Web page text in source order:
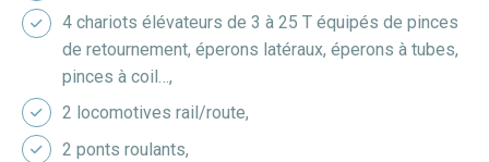
4 chariots élévateurs de 3 à 25 T équipés de pinces
de retournement, éperons latéraux, éperons à tubes,
pinces à coil…,
2 locomotives rail/route,
2 ponts roulants,